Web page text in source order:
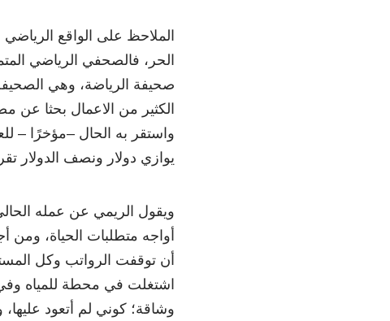
الملاحظ على الواقع
الحر، فالصحفي الرياضي
صحيفة الرياضة، وهي
الكثير من الاعمال بحثا عن
يوازي دولار ونصف الدولار
ويقول الريمي عن عمله
أواجه متطلبات الحياة،
أن توقفت الرواتب وكل
اشتغلت في محطة للمياه وفي
وشاقة؛ كوني لم أتعود